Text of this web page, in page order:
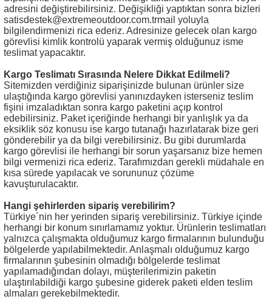
adresini değiştirebilirsiniz. Değişikliği yaptıktan sonra bizleri
satisdestek@extremeoutdoor.com.trmail yoluyla
bilgilendirmenizi rica ederiz. Adresinize gelecek olan kargo
görevlisi kimlik kontrolü yaparak vermiş olduğunuz isme
teslimat yapacaktır.
Kargo Teslimatı Sırasında Nelere Dikkat Edilmeli?
Sitemizden verdiğiniz siparişinizde bulunan ürünler size
ulaştığında kargo görevlisi yanınızdayken isterseniz teslim
fişini imzaladıktan sonra kargo paketini açıp kontrol
edebilirsiniz. Paket içeriğinde herhangi bir yanlışlık ya da
eksiklik söz konusu ise kargo tutanağı hazırlatarak bize geri
gönderebilir ya da bilgi verebilirsiniz. Bu gibi durumlarda
kargo görevlisi ile herhangi bir sorun yaşarsanız bize hemen
bilgi vermenizi rica ederiz. Tarafımızdan gerekli müdahale en
kısa sürede yapılacak ve sorununuz çözüme
kavuşturulacaktır.
Hangi şehirlerden sipariş verebilirim?
Türkiye´nin her yerinden sipariş verebilirsiniz. Türkiye içinde
herhangi bir konum sınırlamamız yoktur. Ürünlerin teslimatları
yalnızca çalışmakta olduğumuz kargo firmalarının bulunduğu
bölgelerde yapılabilmektedir. Anlaşmalı olduğumuz kargo
firmalarının şubesinin olmadığı bölgelerde teslimat
yapılamadığından dolayı, müşterilerimizin paketin
ulaştırılabildiği kargo şubesine giderek paketi elden teslim
almaları gerekebilmektedir.